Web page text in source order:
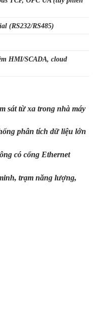
(RS232/RS485)
HMI/SCADA, cloud
sát từ xa trong nhà máy
phân tích dữ liệu lớn
có cổng Ethernet
trạm năng lượng,